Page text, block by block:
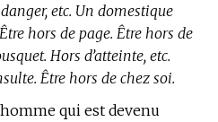
etc. Un domestique
hors de page. Être hors de
Hors d’atteinte, etc.
Être hors de chez soi.
qui est devenu